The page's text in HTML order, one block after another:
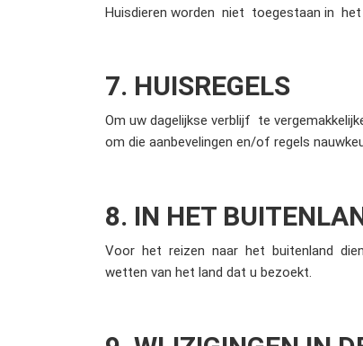
Huisdieren worden niet toegestaan in
7. HUISREGELS
Om uw dagelijkse verblijf te
om die aanbevelingen en/of regels
8. IN HET
Voor het reizen naar het buitenland
wetten van het land dat u bezoekt.